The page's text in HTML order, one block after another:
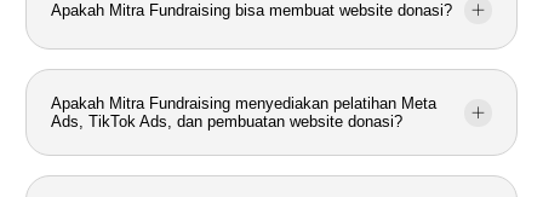
Apakah Mitra Fundraising bisa membuat website donasi?
Apakah Mitra Fundraising menyediakan pelatihan Meta
Ads, TikTok Ads, dan pembuatan website donasi?